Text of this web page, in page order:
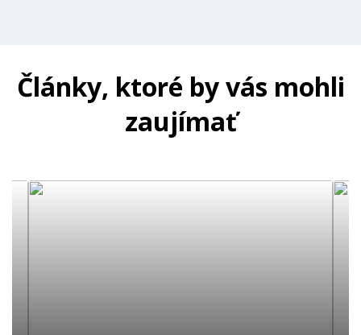
Články, ktoré by vás mohli
zaujímať